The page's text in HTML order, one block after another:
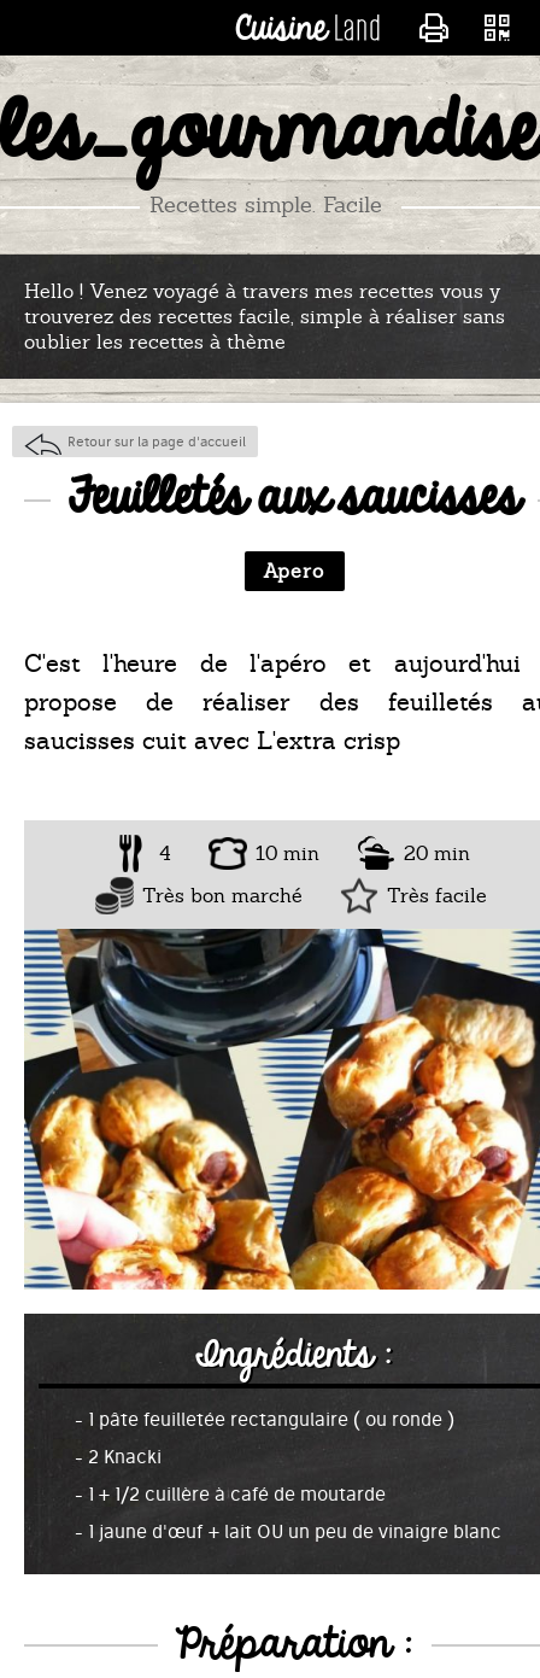
Recettes simple. Facile
Hello ! Venez voyagé à travers mes recettes vous y
trouverez des recettes facile, simple à réaliser sans
oublier les recettes à thème
Retour sur la page d'accueil
Feuilletés aux saucisses
Apero
C'est l'heure de l'apéro et aujourd'hui
propose de réaliser des feuilletés
saucisses cuit avec L'extra crisp
4 10 min
20 min
Très bon marché
Très facile
Ingrédients :
- 1 pâte feuilletée rectangulaire ( ou ronde )
- 2 Knacki
- 1 + 1/2 cuillère à café de moutarde
- 1 jaune d'œuf + lait OU un peu de vinaigre blanc
Préparation :
CONTACTER